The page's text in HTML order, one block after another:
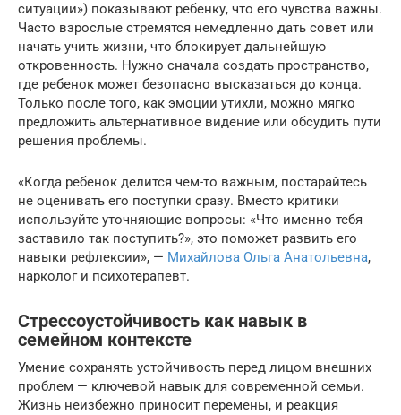
ситуации») показывают ребенку, что его чувства важны.
Часто взрослые стремятся немедленно дать совет или
начать учить жизни, что блокирует дальнейшую
откровенность. Нужно сначала создать пространство,
где ребенок может безопасно высказаться до конца.
Только после того, как эмоции утихли, можно мягко
предложить альтернативное видение или обсудить пути
решения проблемы.
«Когда ребенок делится чем-то важным, постарайтесь
не оценивать его поступки сразу. Вместо критики
используйте уточняющие вопросы: «Что именно тебя
заставило так поступить?», это поможет развить его
навыки рефлексии», — Михайлова Ольга Анатольевна,
нарколог и психотерапевт.
Стрессоустойчивость как навык в
семейном контексте
Умение сохранять устойчивость перед лицом внешних
проблем — ключевой навык для современной семьи.
Жизнь неизбежно приносит перемены, и реакция